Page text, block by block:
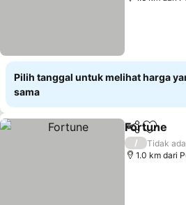
Pilih tanggal untuk melihat harga
sama
Bagikan
Fortune
/
Tidak
1.0 km dari